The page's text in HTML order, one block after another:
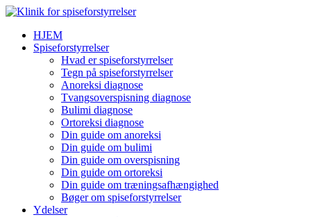
HJEM
Spiseforstyrrelser
Hvad er spiseforstyrrelser
Tegn på spiseforstyrrelser
Anoreksi diagnose
Tvangsoverspisning diagnose
Bulimi diagnose
Ortoreksi diagnose
Din guide om anoreksi
Din guide om bulimi
Din guide om overspisning
Din guide om ortoreksi
Din guide om træningsafhængighed
Bøger om spiseforstyrrelser
Ydelser